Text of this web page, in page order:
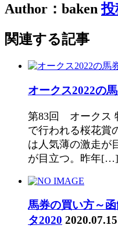
Author：baken投
関連する記事
オークス2022の
第83回 オークス
で行われる桜花賞
は人気薄の激走が
が目立つ。昨年[…]
馬券の買い方～
タ2020 2020.07.15